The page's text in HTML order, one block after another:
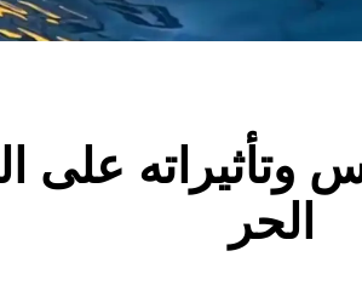
وتأثيراته على
الحر